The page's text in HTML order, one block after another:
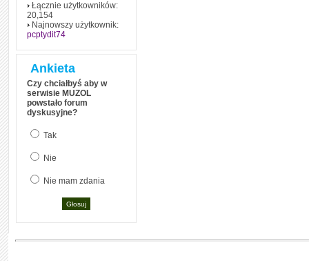
Łącznie użytkowników:
20,154
Najnowszy użytkownik:
pcptydit74
Ankieta
Czy chciałbyś aby w
serwisie MUZOL
powstało forum
dyskusyjne?
Tak
Nie
Nie mam zdania